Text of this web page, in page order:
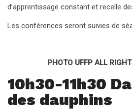
d’apprentissage constant et recelle
Les conférences seront suivies de
PHOTO UFFP ALL
10h30-11h30
des dauphins